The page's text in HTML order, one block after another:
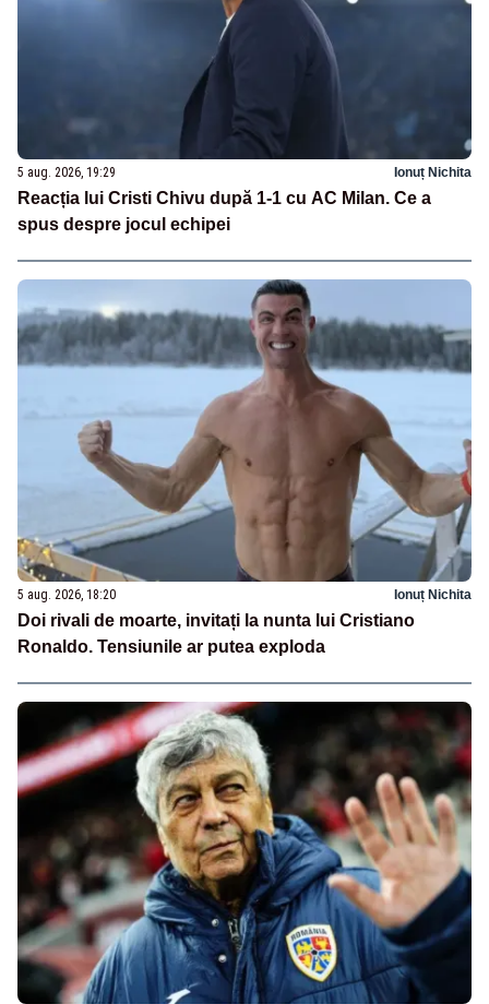
5 aug. 2026, 19:29 Ionuț Nichita
Reacția lui Cristi Chivu după 1-1 cu AC Milan. Ce a
spus despre jocul echipei
5 aug. 2026, 18:20 Ionuț Nichita
Doi rivali de moarte, invitați la nunta lui Cristiano
Ronaldo. Tensiunile ar putea exploda